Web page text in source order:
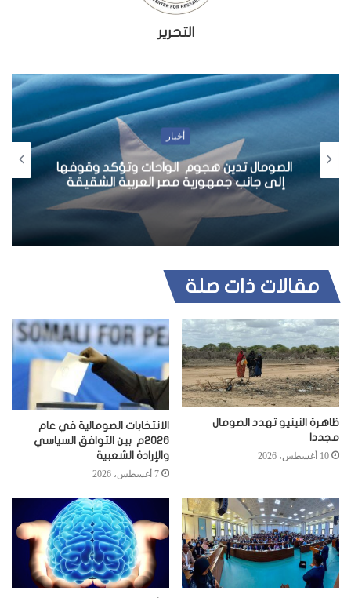
التحرير
أخبار
الصومال تدين هجوم الواحات وتؤكد وقوفها
إلى جانب جمهورية مصر العربية الشقيقة
مقالات ذات صلة
ظاهرة النينيو تهدد الصومال
مجددا
10 أغسطس، 2026
الانتخابات الصومالية في عام
2026م بين التوافق السياسي
والإرادة الشعبية
7 أغسطس، 2026